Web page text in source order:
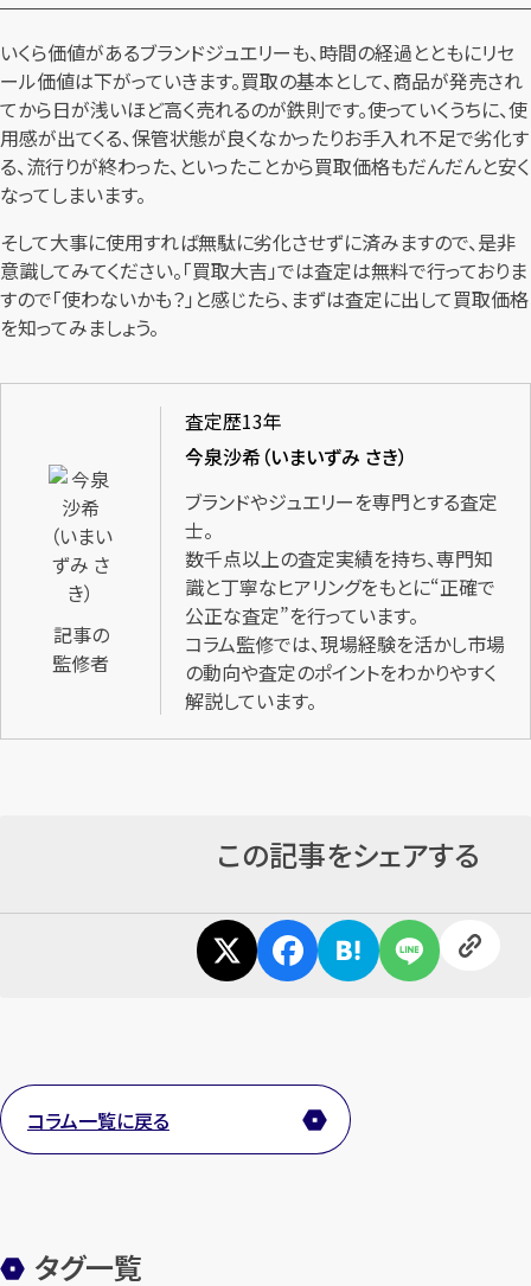
いくら価値があるブランドジュエリーも、時間の経過とともにリセ
ール価値は下がっていきます。買取の基本として、商品が発売され
てから日が浅いほど高く売れるのが鉄則です。使っていくうちに、使
用感が出てくる、保管状態が良くなかったりお手入れ不足で劣化す
る、流行りが終わった、といったことから買取価格もだんだんと安く
なってしまいます。
そして大事に使用すれば無駄に劣化させずに済みますので、是非
意識してみてください。「買取大吉」では査定は無料で行っておりま
すので「使わないかも？」と感じたら、まずは査定に出して買取価格
を知ってみましょう。
記事の
監修者
査定歴13年
今泉沙希（いまいずみ さき）
ブランドやジュエリーを専門とする査定
士。
数千点以上の査定実績を持ち、専門知
識と丁寧なヒアリングをもとに“正確で
公正な査定”を行っています。
コラム監修では、現場経験を活かし市場
の動向や査定のポイントをわかりやすく
解説しています。
この記事をシェアする
コラム一覧に戻る
タグ一覧